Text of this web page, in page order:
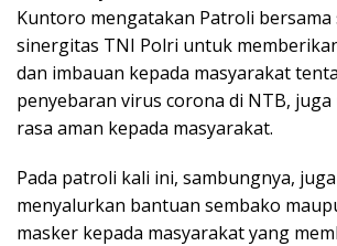
Kuntoro mengatakan Patroli bersama
sinergitas TNI Polri untuk
dan imbauan kepada masyarakat
penyebaran virus corona di NTB,
rasa aman kepada masyarakat.
Pada patroli kali ini, sambungnya,
menyalurkan bantuan sembako
masker kepada masyarakat yang